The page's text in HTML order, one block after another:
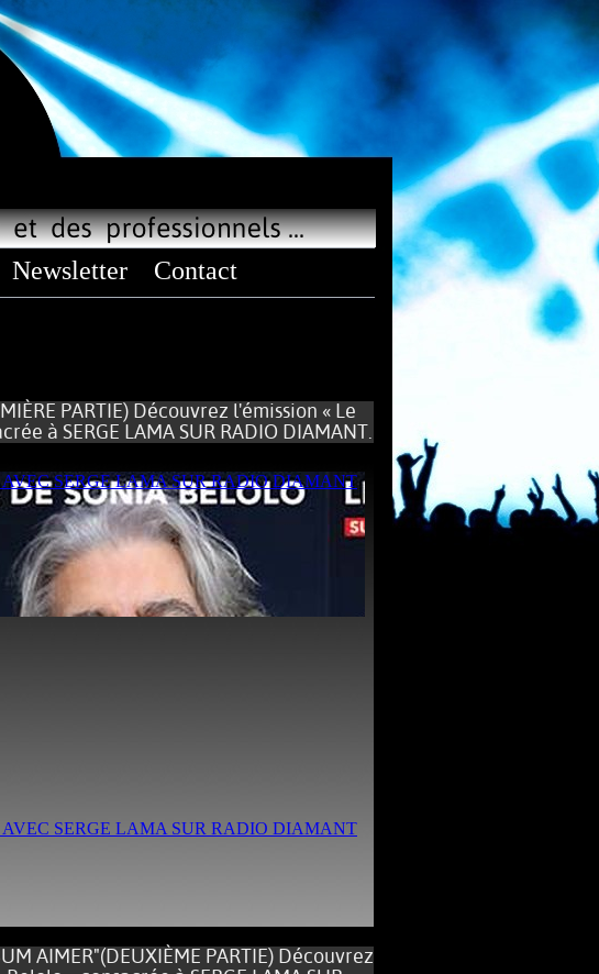
Newsletter Contact
PARTIE) Découvrez l'émission « Le
à SERGE LAMA SUR RADIO DIAMANT.
AIMER"(DEUXIÈME PARTIE) Découvrez